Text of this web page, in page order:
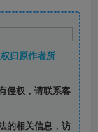
归原作者所
侵权，请联系客
的相关信息，访